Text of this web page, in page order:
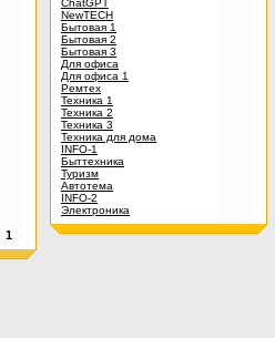
1
ChatGPT
NewTECH
Бытовая 1
Бытовая 2
Бытовая 3
Для офиса
Для офиса 1
Ремтех
Техника 1
Техника 2
Техника 3
Техника для дома
INFO-1
Быттехника
Туризм
Автотема
INFO-2
Электроника